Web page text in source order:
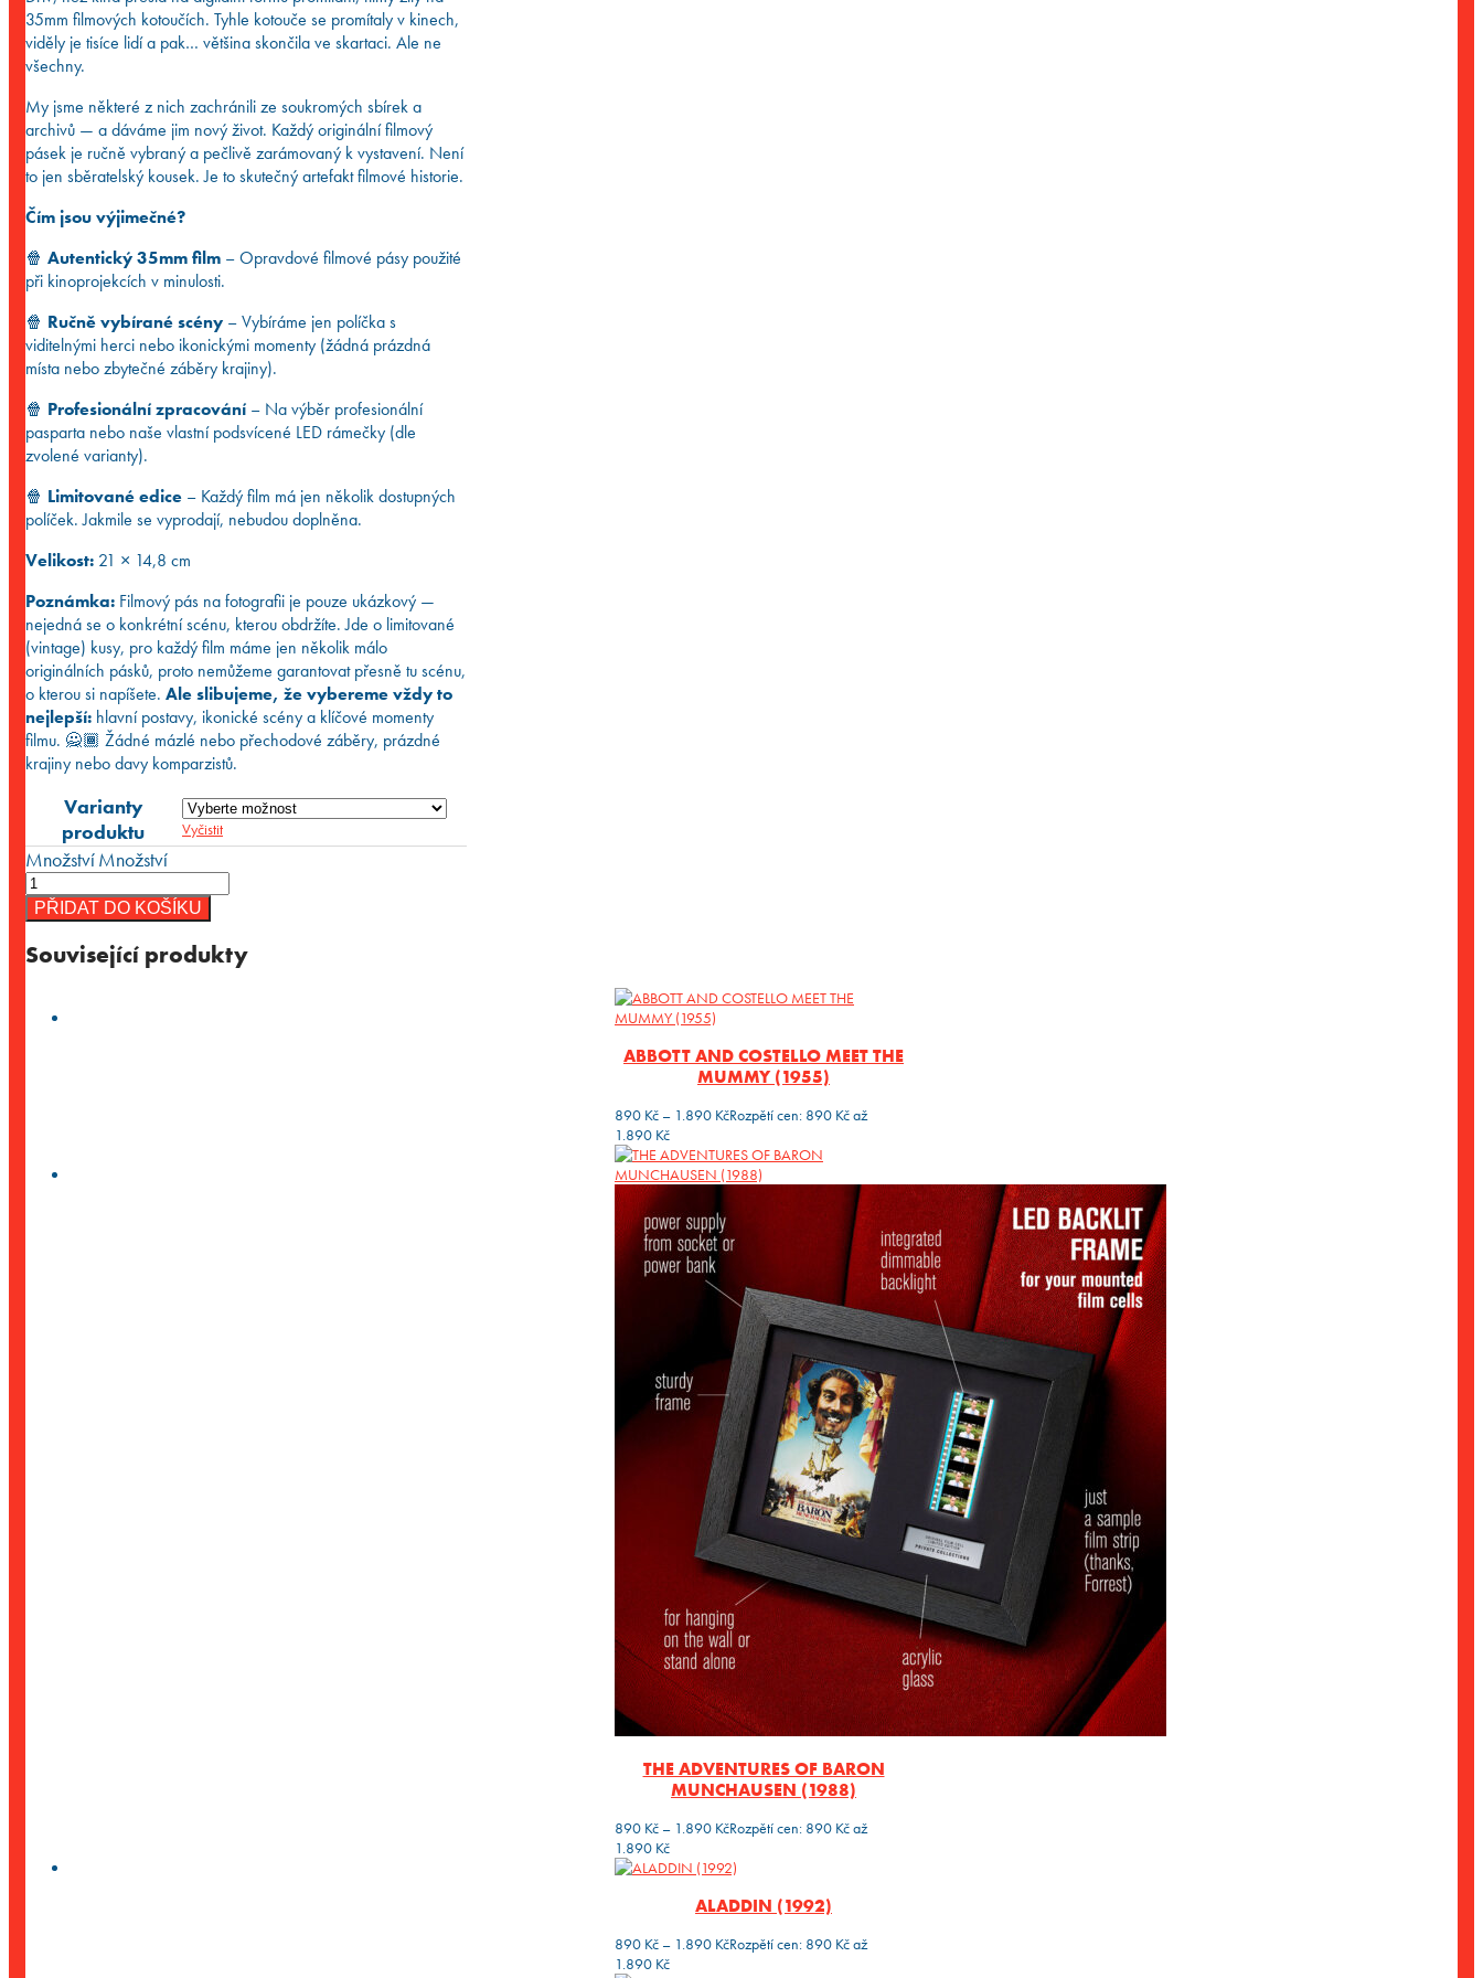
35mm filmových kotoučích. Tyhle kotouče se promítaly v kinech,
viděly je tisíce lidí a pak… většina skončila ve skartaci. Ale ne
všechny.
My jsme některé z nich zachránili ze soukromých sbírek a
archivů — a dáváme jim nový život. Každý originální filmový
pásek je ručně vybraný a pečlivě zarámovaný k vystavení. Není
to jen sběratelský kousek. Je to skutečný artefakt filmové historie.
Čím jsou výjimečné?
🍿 Autentický 35mm film – Opravdové filmové pásy použité
při kinoprojekcích v minulosti.
🍿 Ručně vybírané scény – Vybíráme jen políčka s
viditelnými herci nebo ikonickými momenty (žádná prázdná
místa nebo zbytečné záběry krajiny).
🍿 Profesionální zpracování – Na výběr profesionální
pasparta nebo naše vlastní podsvícené LED rámečky (dle
zvolené varianty).
🍿 Limitované edice – Každý film má jen několik dostupných
políček. Jakmile se vyprodají, nebudou doplněna.
Velikost: 21 × 14,8 cm
Poznámka: Filmový pás na fotografii je pouze ukázkový —
nejedná se o konkrétní scénu, kterou obdržíte. Jde o limitované
(vintage) kusy, pro každý film máme jen několik málo
originálních pásků, proto nemůžeme garantovat přesně tu scénu,
o kterou si napíšete. Ale slibujeme, že vybereme vždy to
nejlepší: hlavní postavy, ikonické scény a klíčové momenty
filmu. 🙅🏾 Žádné mázlé nebo přechodové záběry, prázdné
krajiny nebo davy komparzistů.
Varianty
produktu
Vyčistit
MnožstvíMnožství
PŘIDAT DO KOŠÍKU
Související produkty
ABBOTT AND COSTELLO MEET THE
MUMMY (1955)
890 Kč – 1.890 KčRozpětí cen: 890 Kč až
1.890 Kč
THE ADVENTURES OF BARON
MUNCHAUSEN (1988)
890 Kč – 1.890 KčRozpětí cen: 890 Kč až
1.890 Kč
ALADDIN (1992)
890 Kč – 1.890 KčRozpětí cen: 890 Kč až
1.890 Kč